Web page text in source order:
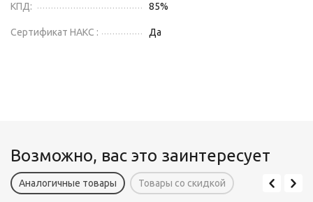
КПД: 85%
Сертификат НАКС : Да
Возможно, вас это заинтересует
Аналогичные товары Товары со скидкой